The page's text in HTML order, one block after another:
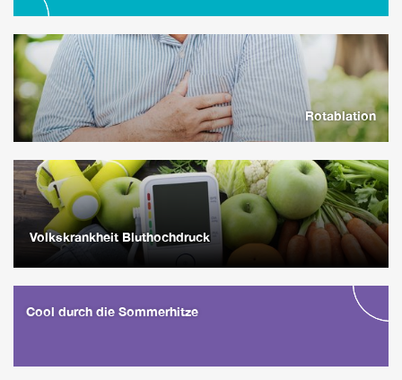
Rotablation
Volkskrankheit Bluthochdruck
Cool durch die Sommerhitze